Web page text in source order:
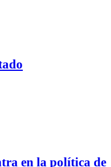
en la política de